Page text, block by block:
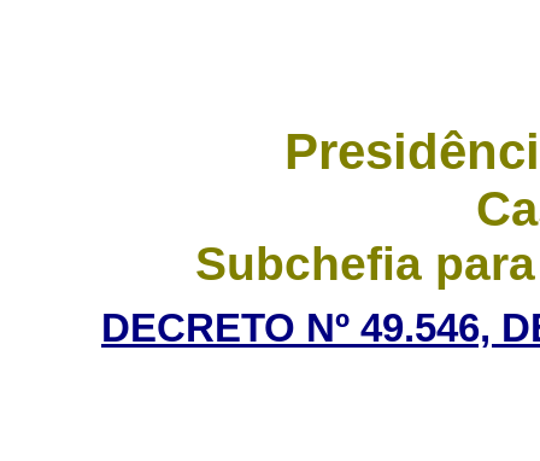
Subchefia
DECRETO Nº 49.546,